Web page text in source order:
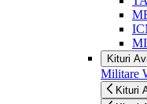
Kituri
Militare
Kituri